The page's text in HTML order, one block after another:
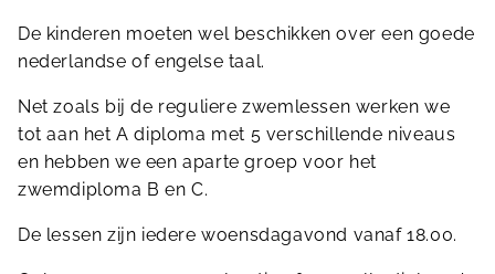
De kinderen moeten wel beschikken over een goede
nederlandse of engelse taal.
Net zoals bij de reguliere zwemlessen werken we
tot aan het A diploma met 5 verschillende niveaus
en hebben we een aparte groep voor het
zwemdiploma B en C.
De lessen zijn iedere woensdagavond vanaf 18.00.